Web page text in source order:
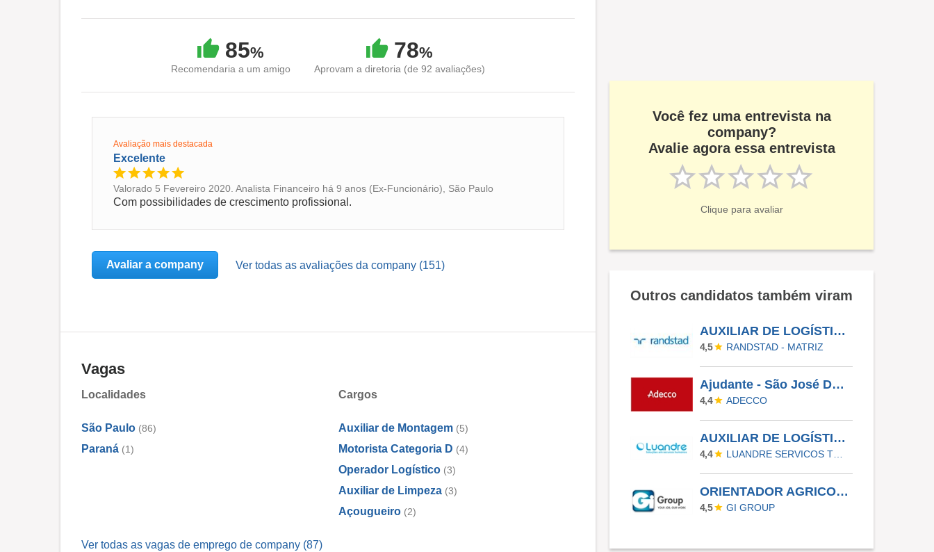
85%
Recomendaria a um amigo
78%
Aprovam a diretoria (de 92 avaliações)
Avaliação mais destacada
Excelente
Valorado 5 Fevereiro 2020. Analista Financeiro há 9 anos (Ex-Funcionário), São Paulo
Com possibilidades de crescimento profissional.
Avaliar a company Ver todas as avaliações da company (151)
Vagas
Localidades
São Paulo (86)
Paraná (1)
Cargos
Auxiliar de Montagem (5)
Motorista Categoria D (4)
Operador Logístico (3)
Auxiliar de Limpeza (3)
Açougueiro (2)
Ver todas as vagas de emprego de company (87)
Você fez uma entrevista na
company?
Avalie agora essa entrevista
Clique para avaliar
Outros candidatos também viram
AUXILIAR DE LOGÍSTICA - COLOMBO - PR
4,5 RANDSTAD - MATRIZ
Ajudante - São José Dos Pinhais - PR
4,4 ADECCO
AUXILIAR DE LOGÍSTICA - GUARULHOS
4,4
ORIENTADOR AGRICOLA II - Orleans SC (1042-11765823)
4,5 GI GROUP